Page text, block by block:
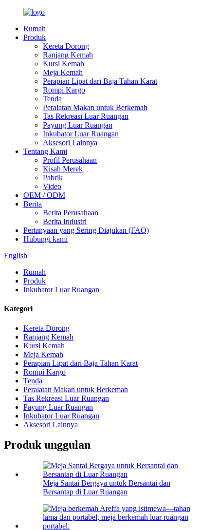
Rumah
Produk
Kereta Dorong
Ranjang Kemah
Kursi Kemah
Meja Kemah
Perapian Lipat dari Baja Tahan Karat
Rompi Kargo
Tenda
Peralatan Makan untuk Berkemah
Tas Rekreasi Luar Ruangan
Payung Luar Ruangan
Inkubator Luar Ruangan
Aksesori Lainnya
Tentang Kami
Profil Perusahaan
Kisah Merek
Pabrik
Video
OEM / ODM
Berita
Berita Perusahaan
Berita Industri
Pertanyaan yang Sering Diajukan (FAQ)
Hubungi kami
English
Rumah
Produk
Inkubator Luar Ruangan
Kategori
Kereta Dorong
Ranjang Kemah
Kursi Kemah
Meja Kemah
Perapian Lipat dari Baja Tahan Karat
Rompi Kargo
Tenda
Peralatan Makan untuk Berkemah
Tas Rekreasi Luar Ruangan
Payung Luar Ruangan
Inkubator Luar Ruangan
Aksesori Lainnya
Produk unggulan
Meja Santai Bergaya untuk Bersantai dan
Bersantap di Luar Ruangan